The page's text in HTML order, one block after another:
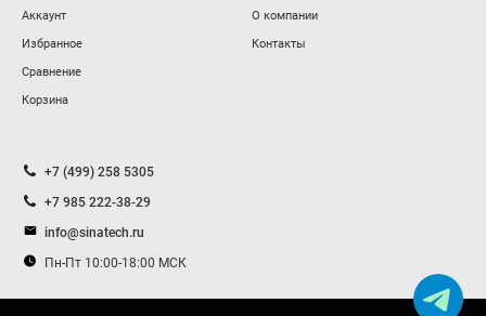
Аккаунт
Избранное
Сравнение
Корзина
О компании
Контакты
+7 (499) 258 5305
+7 985 222-38-29
info@sinatech.ru
Пн-Пт 10:00-18:00 МСК